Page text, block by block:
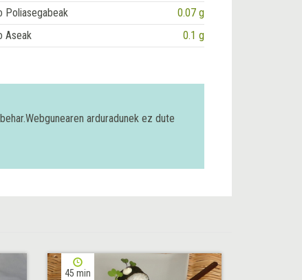
Poliasegabeak
0.07 g
Aseak
0.1 g
arduradunek ez dute
45 min